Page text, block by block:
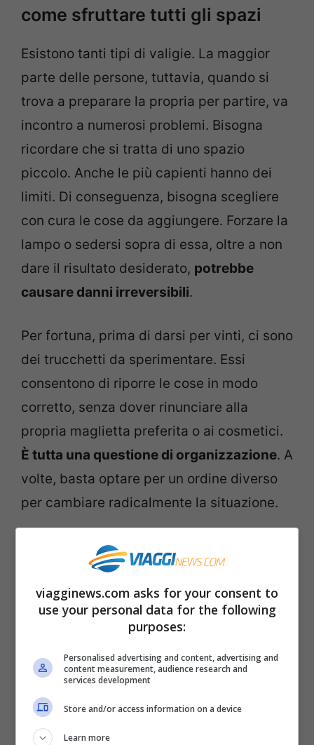
come sfruttare tutti gli spazi
Esistono tanti tipi di valigie. La maggior
parte delle persone, tuttavia, quando si
trova a preparare la propria per partire, va
incontro a numerosi problemi. Bisogna
ricordare che si tratta di uno spazio
piccolo. Anche le più capienti hanno dei
limiti. Di conseguenza, bisogna scegliere
con cura le cose da aggiungere. Forzare la
lampo o sedersi sopra di essa, oltre a non
dare il risultato desiderato, potrebbe
causare danni irreversibili.
Per fortuna, prima di darsi per vinti, ci sono
dei trucchetti da sperimentare. Essi
consentono di riporre le cose in modo
corretto, senza dover rinunciare alla
propria maglietta preferita o ai cosmetici.
È tutta una questione di organizzazione. A
volte, basta optare per un ordine diverso
per cambiare radicalmente la situazione.
Valigia, basta rinunce: ecco come sfruttare tutti gli spazi –
viagginews.com asks for your consent to
use your personal data for the following
purposes:
Personalised advertising and content, advertising and
content measurement, audience research and
services development
Store and/or access information on a device
Learn more